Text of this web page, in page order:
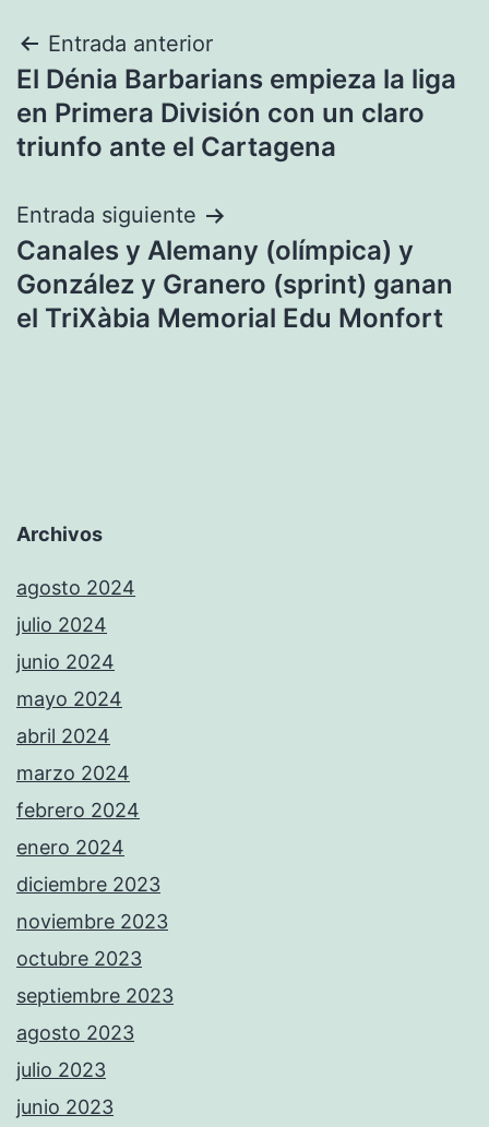
Navegación
de
entradas
Entrada anterior
El Dénia Barbarians empieza la liga
en Primera División con un claro
triunfo ante el Cartagena
Entrada siguiente
Canales y Alemany (olímpica) y
González y Granero (sprint) ganan
el TriXàbia Memorial Edu Monfort
Archivos
agosto 2024
julio 2024
junio 2024
mayo 2024
abril 2024
marzo 2024
febrero 2024
enero 2024
diciembre 2023
noviembre 2023
octubre 2023
septiembre 2023
agosto 2023
julio 2023
junio 2023